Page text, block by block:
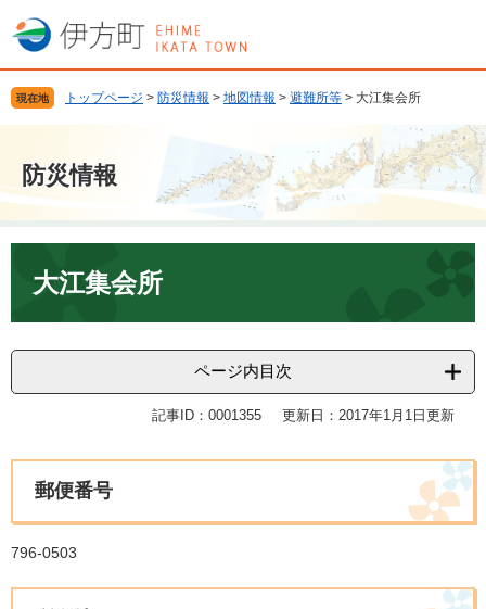
ー
先
頭
。
ニ
を
飛
て
現在地 トップページ > 防災情報 > 地図情報 > 避難所等 > 大江集会所
防災情報
大江集会所
ページ内目次
記事ID：0001355 更新日：2017年1月1日更新
郵便番号
796-0503